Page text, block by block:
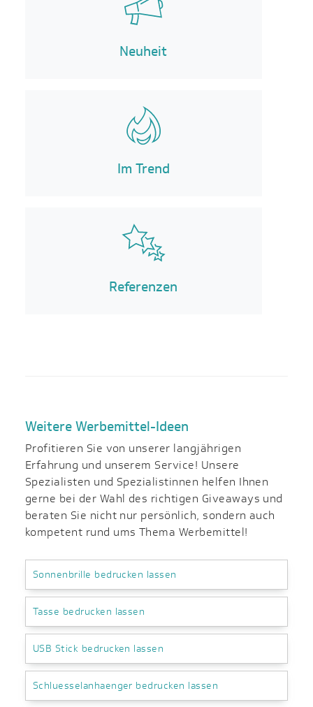
Neuheit
Im Trend
Referenzen
Weitere Werbemittel-Ideen
Profitieren Sie von unserer langjährigen
Erfahrung und unserem Service! Unsere
Spezialisten und Spezialistinnen helfen Ihnen
gerne bei der Wahl des richtigen Giveaways und
beraten Sie nicht nur persönlich, sondern auch
kompetent rund ums Thema Werbemittel!
Sonnenbrille bedrucken lassen
Tasse bedrucken lassen
USB Stick bedrucken lassen
Schluesselanhaenger bedrucken lassen